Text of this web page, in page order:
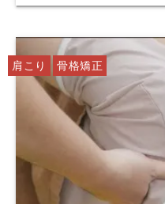
肩こり 骨格矯正